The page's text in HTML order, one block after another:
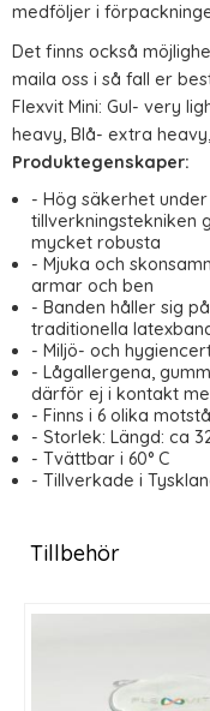
medföljer i
Det finns också
maila oss i så fall er
Flexvit Mini: Gul- very
heavy, Blå- extra
Produktegenskaper:
- Hög säkerhet
tillverkningstekniken
mycket robusta
- Mjuka och
armar och ben
- Banden håller sig
traditionella
- Miljö- och
- Lågallergena,
därför ej i kontakt
- Finns i 6 olika
- Storlek: Längd: ca
- Tvättbar i 60° C
- Tillverkade i
Tillbehör